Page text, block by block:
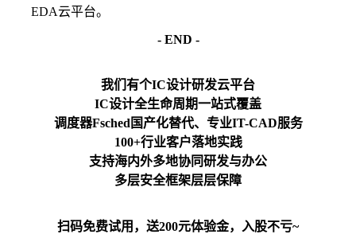
EDA云平台。
- END -
我们有个IC设计研发云平台
IC设计全生命周期一站式覆盖
调度器Fsched国产化替代、专业IT-CAD服务
100+行业客户落地实践
支持海内外多地协同研发与办公
多层安全框架层层保障
扫码免费试用，送200元体验金，入股不亏~